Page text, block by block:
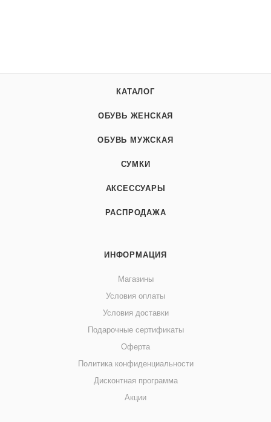
КАТАЛОГ
ОБУВЬ ЖЕНСКАЯ
ОБУВЬ МУЖСКАЯ
СУМКИ
АКСЕССУАРЫ
РАСПРОДАЖА
ИНФОРМАЦИЯ
Магазины
Условия оплаты
Условия доставки
Подарочные сертификаты
Оферта
Политика конфиденциальности
Дисконтная программа
Акции